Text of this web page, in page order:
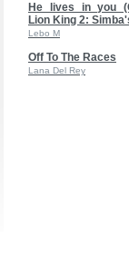
He lives in you
Lion King 2:
Lebo M
Off To The Races
Lana Del Rey